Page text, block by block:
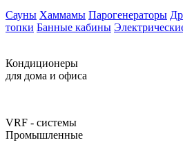
Сауны Хаммамы Парогенераторы
топки Банные кабины
Кондиционеры
для дома и офиса
VRF - системы
Промышленные